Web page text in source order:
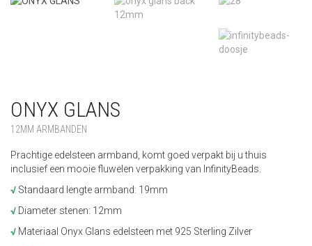
ONYX GLANS
12MM ARMBANDEN
Prachtige edelsteen armband, komt goed verpakt bij u thuis
inclusief een mooie fluwelen verpakking van InfinityBeads.
√ Standaard lengte armband: 19mm
√ Diameter stenen: 12mm
√ Materiaal Onyx Glans edelsteen met 925 Sterling Zilver